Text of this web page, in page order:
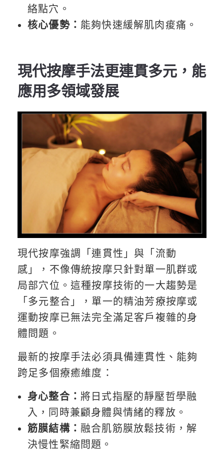
絡點穴。
核心優勢： 能夠快速緩解肌肉痠痛。
現代按摩手法更連貫多元，能
應用多領域發展
現代按摩強調「連貫性」與「流動
感」，不像傳統按摩只針對單一肌群或
局部穴位。這種按摩技術的一大趨勢是
「多元整合」，單一的精油芳療按摩或
運動按摩已無法完全滿足客戶複雜的身
體問題。
最新的按摩手法必須具備連貫性、能夠
跨足多個療癒維度：
身心整合： 將日式指壓的靜壓哲學融
入，同時兼顧身體與情緒的釋放。
筋膜結構： 融合肌筋膜放鬆技術，解
決慢性緊縮問題。